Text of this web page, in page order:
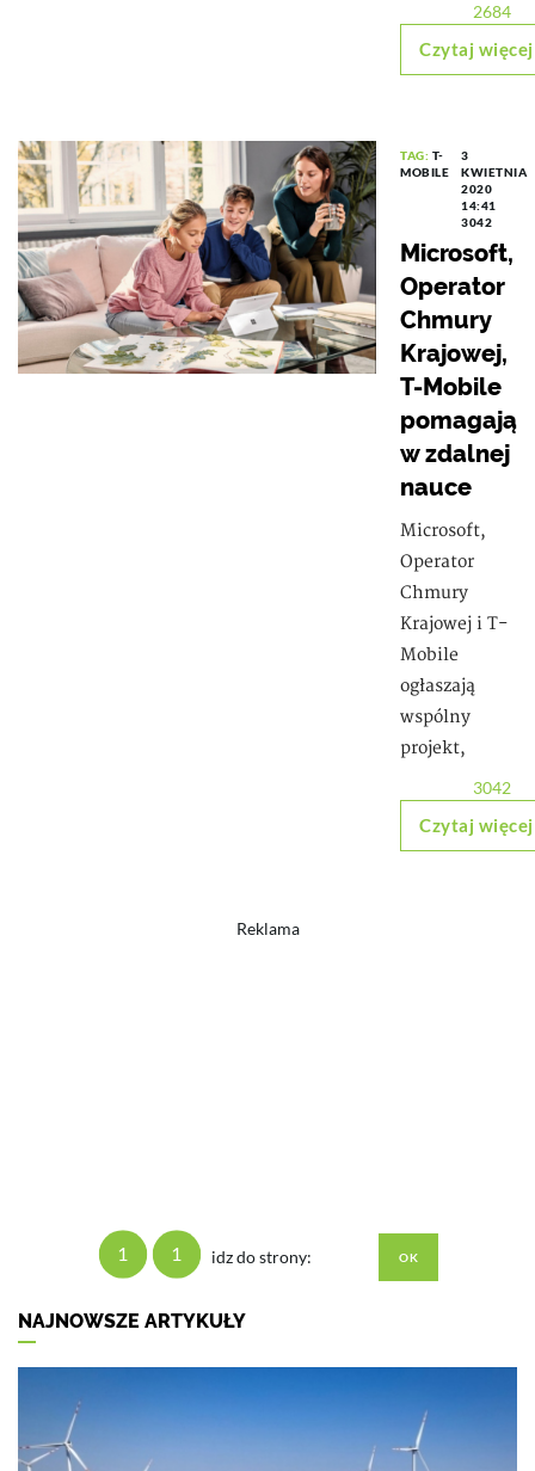
2684
Czytaj więcej
TAG: T-
MOBILE
3
KWIETNIA
2020
14:41
3042
Microsoft,
Operator
Chmury
Krajowej,
T-Mobile
pomagają
w zdalnej
nauce
Microsoft,
Operator
Chmury
Krajowej i T-
Mobile
ogłaszają
wspólny
projekt,
3042
Czytaj więcej
Reklama
1 1 idz do strony:
NAJNOWSZE ARTYKUŁY